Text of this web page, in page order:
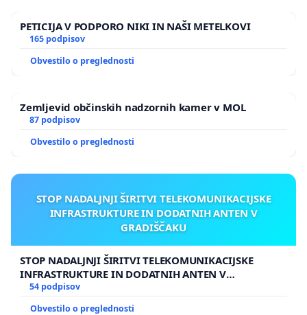
PETICIJA V PODPORO NIKI IN NAŠI METELKOVI
165 podpisov
Obvestilo o preglednosti
Zemljevid občinskih nadzornih kamer v MOL
87 podpisov
Obvestilo o preglednosti
STOP NADALJNJI ŠIRITVI TELEKOMUNIKACIJSKE
INFRASTRUKTURE IN DODATNIH ANTEN V
GRADIŠČAKU
STOP NADALJNJI ŠIRITVI TELEKOMUNIKACIJSKE
INFRASTRUKTURE IN DODATNIH ANTEN V
GRADIŠČAKU
54 podpisov
Obvestilo o preglednosti